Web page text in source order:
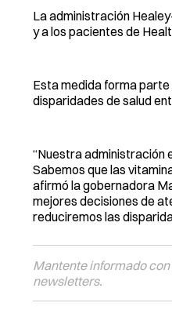
La administración
y a los pacientes de
Esta medida forma
disparidades de salud
“Nuestra administración
Sabemos que las
afirmó la gobernadora
mejores decisiones de
reduciremos las
Mantente informado
newsletters.